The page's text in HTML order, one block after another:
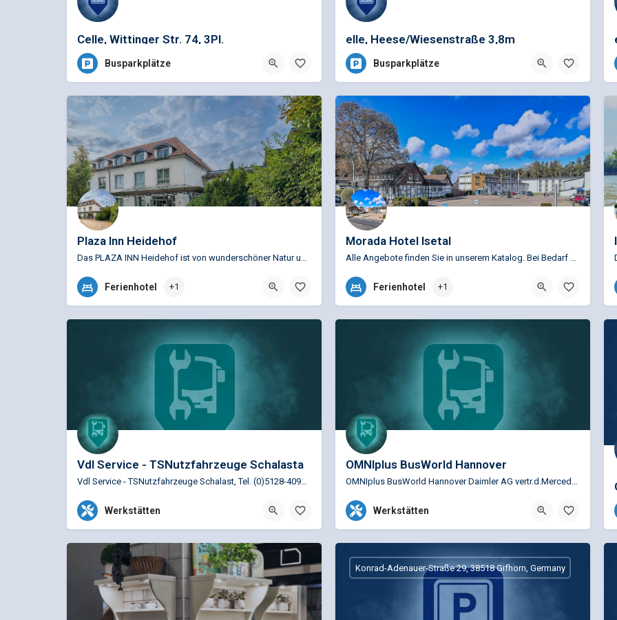
Celle, Wittinger Str. 74, 3Pl.
Busparkplätze
elle, Heese/Wiesenstraße 3,8m
Busparkplätze
Plaza Inn Heidehof
Das PLAZA INN Heidehof ist von wunderschöner Natur umgeben. Egal ob Radtouren, Wanderungen oder Gassirunden…
+49 (0)5052 970-0
Billingstraße 29, 29320 Hermannsburg, Deutschland
Ferienhotel +1
Morada Hotel Isetal
Alle Angebote finden Sie in unserem Katalog. Bei Bedarf stellen wir Ihnen gerne en individuelles Angebot…
+49 (0)5374 919132303
Bromer Str. 4, 38550 Isenbüttel, Deutschland
Ferienhotel +1
Vdl Service - TSNutzfahrzeuge Schalasta
Vdl Service - TSNutzfahrzeuge Schalast, Tel. (0)5128-409000 Die Entscheidung für einen Bus-Lieferanten ist…
+31402948080 (ITS-VDL - Pannenfall - Notrufnummer)
Zum Wildekamp 4, Hohenhameln,
Werkstätten
OMNIplus BusWorld Hannover
OMNIplus BusWorld Hannover Daimler AG vertr.d.Mercedes-Benz Vertrieb NFZ GmbH Ndl.Hannover Service …
+49 511 5465-830
Mercedesstraße 1, Langenhagen,
Werkstätten
Konrad-Adenauer-Straße 29, 38518 Gifhorn, Germany